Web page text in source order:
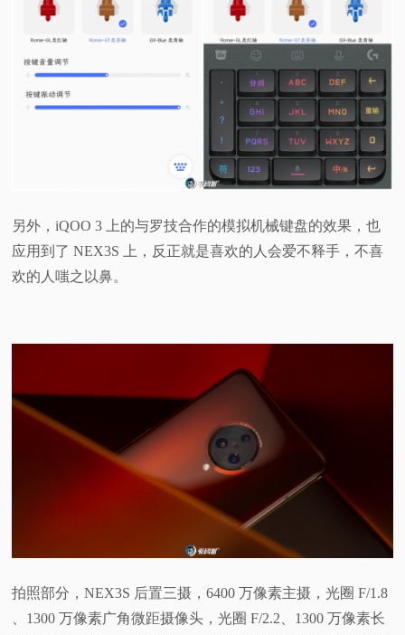
另外，iQOO 3 上的与罗技合作的模拟机械键盘的效果，也
应用到了 NEX3S 上，反正就是喜欢的人会爱不释手，不喜
欢的人嗤之以鼻。
拍照部分，NEX3S 后置三摄，6400 万像素主摄，光圈 F/1.8
、1300 万像素广角微距摄像头，光圈 F/2.2、1300 万像素长